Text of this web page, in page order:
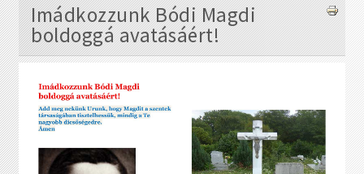
Imádkozzunk Bódi Magdi
boldoggá avatásáért!